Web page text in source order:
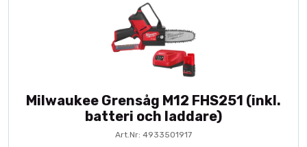
Milwaukee Grensåg M12 FHS251 (inkl.
batteri och laddare)
Art.Nr: 4933501917